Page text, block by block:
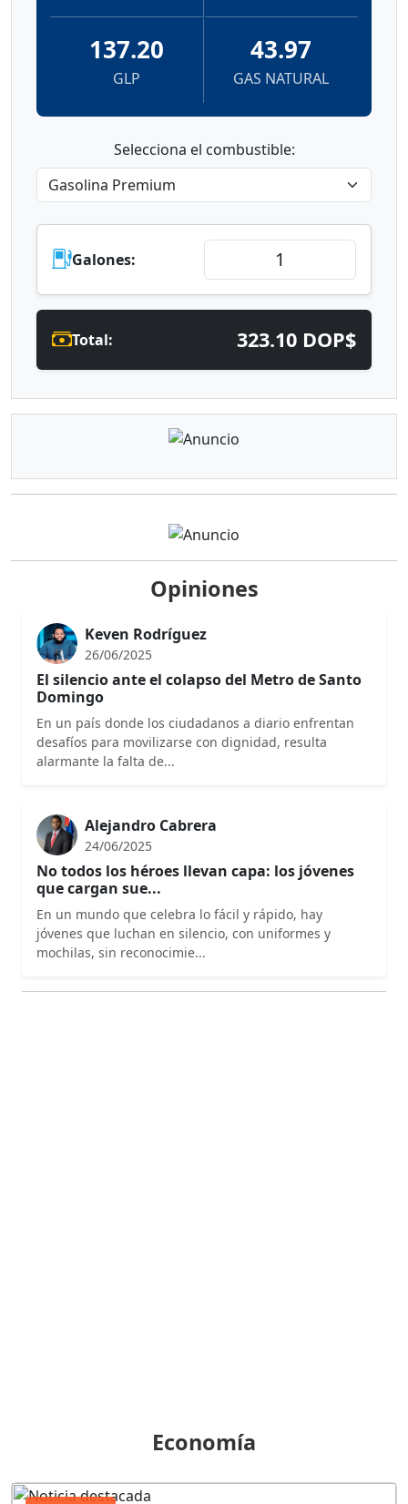
137.20
GLP
43.97
GAS NATURAL
Selecciona el combustible:
Galones:
Total: 323.10 DOP$
Opiniones
Keven Rodríguez
26/06/2025
El silencio ante el colapso del Metro de Santo
Domingo
En un país donde los ciudadanos a diario enfrentan
desafíos para movilizarse con dignidad, resulta
alarmante la falta de...
Alejandro Cabrera
24/06/2025
No todos los héroes llevan capa: los jóvenes
que cargan sue...
En un mundo que celebra lo fácil y rápido, hay
jóvenes que luchan en silencio, con uniformes y
mochilas, sin reconocimie...
Economía